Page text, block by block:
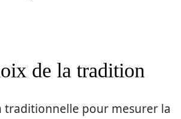
de la tradition
traditionnelle pour mesurer la